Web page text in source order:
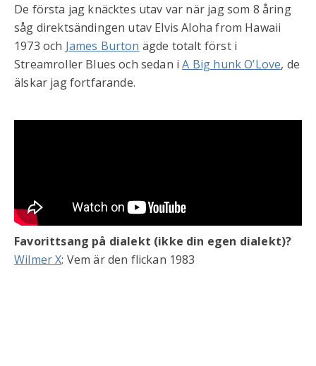
De första jag knäcktes utav var när jag som 8 åring
såg direktsändingen utav Elvis Aloha from Hawaii
1973 och James Burton ägde totalt först i
Streamroller Blues och sedan iA Big hunk O’Love, de
älskar jag fortfarande.
Favorittsang på dialekt (ikke din egen dialekt)?
Wilmer X: Vem är den flickan 1983